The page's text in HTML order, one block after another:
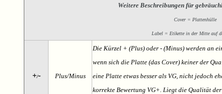
Weitere Beschreibungen für
Cover = Plattenhülle
Label = Etikette in der Mitte auf
+/- Plus/Minus
Die Kürzel + (Plus) oder - (Minus) werden an
wenn sich die Platte (das Cover) keiner der
eine Platte etwas besser als VG, nicht jedoch
korrekte Bewertung VG+. Liegt die Qualität